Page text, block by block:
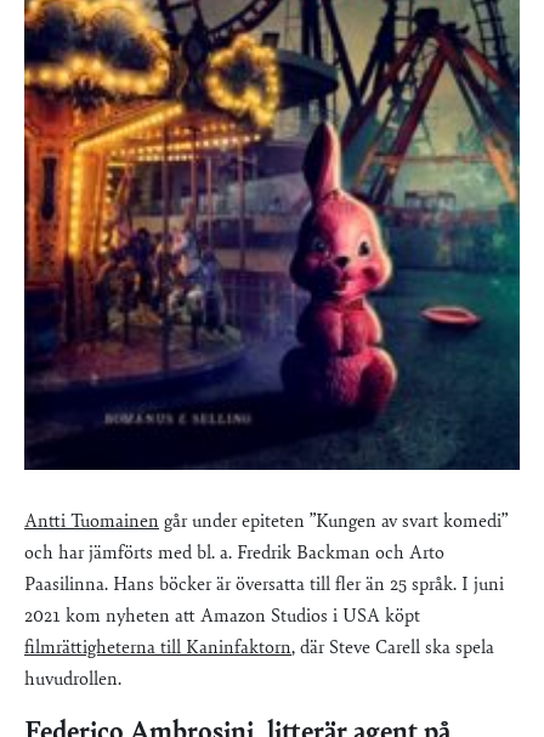
Antti Tuomainen går under epiteten ”Kungen av svart komedi”
och har jämförts med bl. a. Fredrik Backman och Arto
Paasilinna. Hans böcker är översatta till fler än 25 språk. I juni
2021 kom nyheten att Amazon Studios i USA köpt
filmrättigheterna till Kaninfaktorn, där Steve Carell ska spela
huvudrollen.